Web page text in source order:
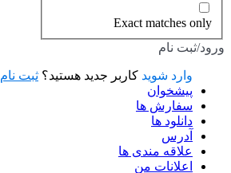
Exact matches only
ورود/ثبت نام
وارد شوید کاربر جدید هستید؟ ثبت نام
پیشخوان
سفارش ها
دانلود ها
آدرس
علاقه مندی ها
اعلانات من